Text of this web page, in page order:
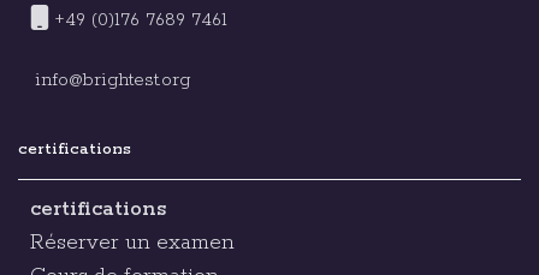
+49 (0)176 7689 7461
info@brightest.org
certifications
certifications
Réserver un examen